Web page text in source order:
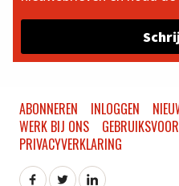
ABONNEREN INLOGGEN
WERK BIJ ONS
PRIVACYVERKLARING